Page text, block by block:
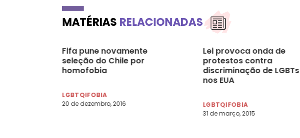
MATÉRIAS RELACIONADAS
Fifa pune novamente
seleção do Chile por
homofobia
LGBTQIFOBIA
20 de dezembro, 2016
Lei provoca onda de
protestos contra
discriminação de LGBTs
nos EUA
LGBTQIFOBIA
31 de março, 2015